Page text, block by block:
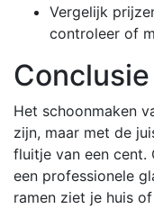
Vergelijk
controleer of
Conclusie
Het schoonmaken
zijn, maar met de
fluitje van een cent.
een professionele
ramen ziet je huis